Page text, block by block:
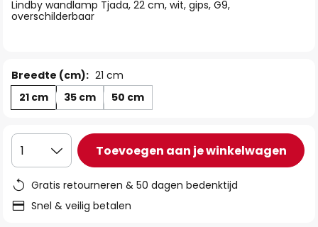
de
afbeeldingen-
Lindby wandlamp Tjada, 22 cm, wit, gips, G9,
overschilderbaar
Breedte (cm): 21 cm
21 cm
35 cm 50 cm
1 Toevoegen aan je winkelwagen
Gratis retourneren & 50 dagen bedenktijd
Snel & veilig betalen